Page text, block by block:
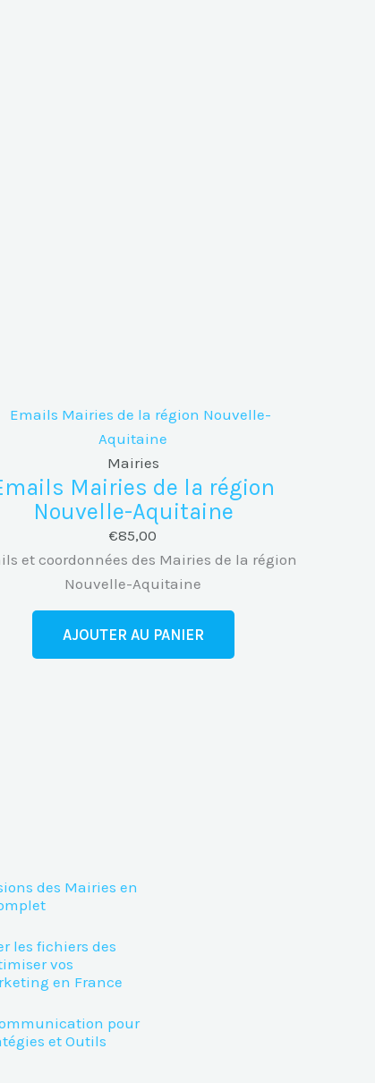
Mairies
Mairies de la région
Nouvelle-Aquitaine
€85,00
et coordonnées des Mairies de la région
Nouvelle-Aquitaine
AJOUTER AU PANIER
des Mairies en
les fichiers des
vos
en France
pour
et Outils